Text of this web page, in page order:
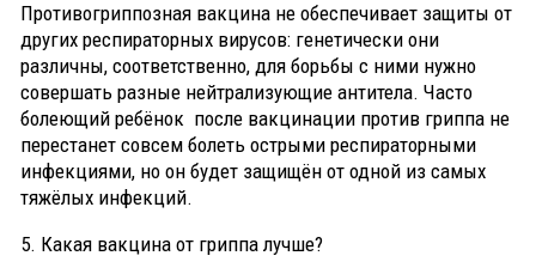
Противогриппозная вакцина не обеспечивает защиты от
других респираторных вирусов: генетически они
различны, соответственно, для борьбы с ними нужно
совершать разные нейтрализующие антитела. Часто
болеющий ребёнок после вакцинации против гриппа не
перестанет совсем болеть острыми респираторными
инфекциями, но он будет защищён от одной из самых
тяжёлых инфекций.
5. Какая вакцина от гриппа лучше?